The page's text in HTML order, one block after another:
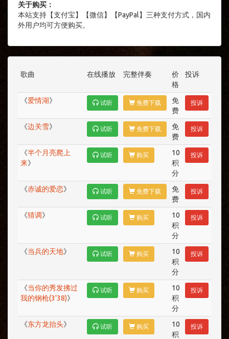
关于购买：
本站支持【支付宝】【微信】【PayPal】三种支付方式，国内
外用户均可方便购买。
歌曲 在线播放 完整伴奏
价
格
投诉
《爱情湖》 试听 免费下载
免
费
投诉
《边关雪》 试听 免费下载
免
费
投诉
《半个月亮爬上
来》
试听 购买
10
积
分
投诉
《赤诚的爱恋》 试听 免费下载
免
费
投诉
《猜调》 试听 购买
10
积
分
投诉
《当兵的天地》 试听 购买
10
积
分
投诉
《当你的秀发拂过
我的钢枪(3'38)》
试听 购买
10
积
分
投诉
《东方龙抬头》 试听 购买
10
积
投诉